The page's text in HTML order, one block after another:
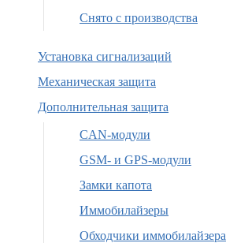
Снято с производства
Установка сигнализаций
Механическая защита
Дополнительная защита
CAN-модули
GSM- и GPS-модули
Замки капота
Иммобилайзеры
Обходчики иммобилайзера